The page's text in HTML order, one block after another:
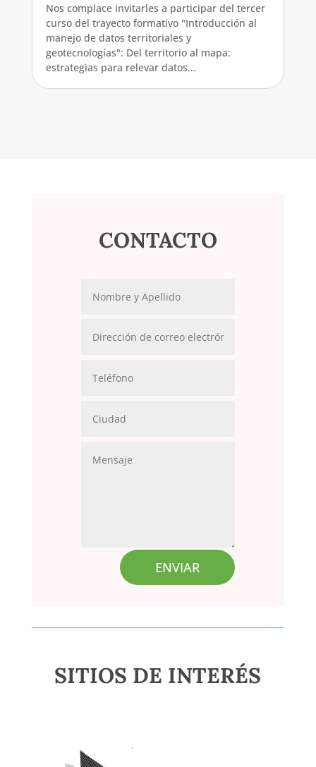
Nos complace invitarles a participar del tercer
curso del trayecto formativo "Introducción al
manejo de datos territoriales y
geotecnologías": Del territorio al mapa:
estrategias para relevar datos...
CONTACTO
ENVIAR
SITIOS DE INTERÉS